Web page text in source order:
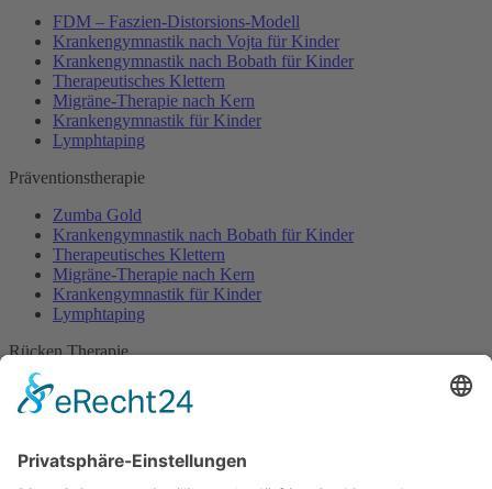
FDM – Faszien-Distorsions-Modell
Krankengymnastik nach Vojta für Kinder
Krankengymnastik nach Bobath für Kinder
Therapeutisches Klettern
Migräne-Therapie nach Kern
Krankengymnastik für Kinder
Lymphtaping
Präventionstherapie
Zumba Gold
Krankengymnastik nach Bobath für Kinder
Therapeutisches Klettern
Migräne-Therapie nach Kern
Krankengymnastik für Kinder
Lymphtaping
Rücken Therapie
Therapeutisches Klettern
Entspannungstraining
Zumba Gold